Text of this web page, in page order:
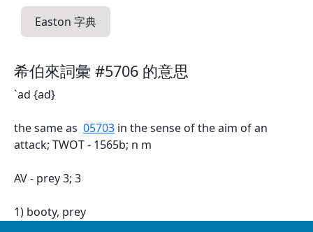
Easton 字典
希伯來詞彙 #5706 的意思
`ad {ad}
the same as 05703 in the sense of the aim of an
attack; TWOT - 1565b; n m
AV - prey 3; 3
1) booty, prey